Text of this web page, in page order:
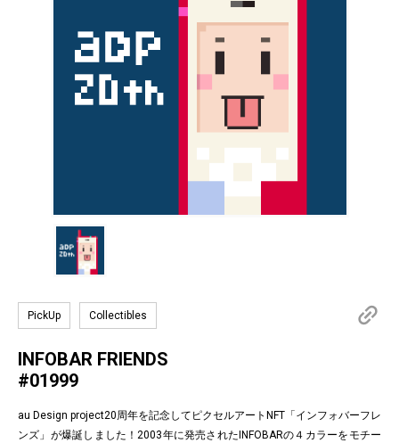
PickUp Collectibles
INFOBAR FRIENDS
#01999
au Design project20周年を記念してピクセルアートNFT「インフォバーフレ
ンズ」が爆誕しました！2003年に発売されたINFOBARの４カラーをモチー